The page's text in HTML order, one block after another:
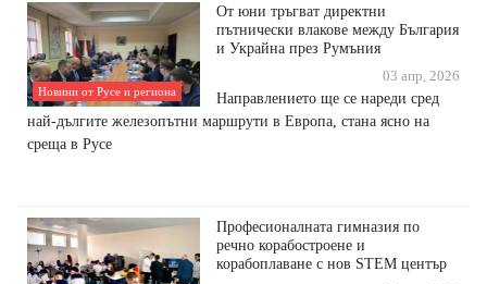
Новини от Русе и региона
От юни тръгват директни
пътнически влакове между България
и Украйна през Румъния
03 апр, 2026
Направлението ще се нареди сред
най-дългите железопътни маршрути в Европа, стана ясно на
среща в Русе
Професионалната гимназия по
речно корабостроене и
корабоплаване с нов STEM център